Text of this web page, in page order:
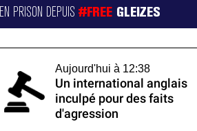
EN PRISON DEPUIS#FREE GLEIZES
Aujourd'hui à 12:38
Un international anglais
inculpé pour des faits
d'agression